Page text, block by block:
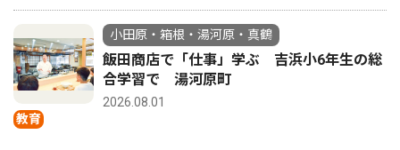
教育
小田原・箱根・湯河原・真鶴
飯田商店で「仕事」学ぶ 吉浜小6年生の総
合学習で 湯河原町
2026.08.01